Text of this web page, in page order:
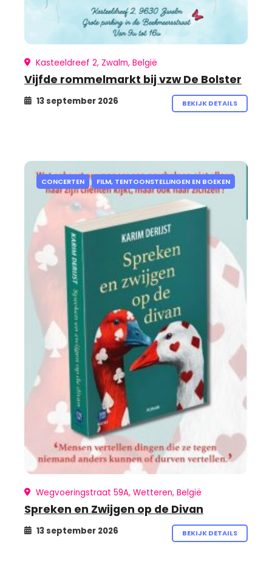
Kasteeldreef 2, Zwalm, België
Vijfde rommelmarkt bij vzw De Bolster
13 september 2026 BEKIJK DETAILS
CONCERTEN FILM, TENTOONSTELLINGEN EN BOEKEN
Wegvoeringstraat 59A, Wetteren, België
Spreken en Zwijgen op de Divan
13 september 2026 BEKIJK DETAILS